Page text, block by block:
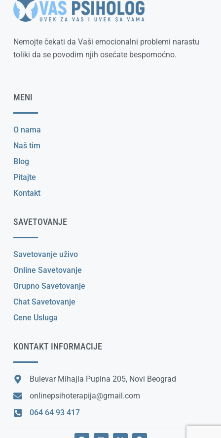
Nemojte čekati da Vaši emocionalni problemi narastu
toliki da se povodim njih osećate bespomoćno.
MENI
O nama
Naš tim
Blog
Pitajte
Kontakt
SAVETOVANJE
Savetovanje uživo
Online Savetovanje
Grupno Savetovanje
Chat Savetovanje
Cene Usluga
KONTAKT INFORMACIJE
Bulevar Mihajla Pupina 205, Novi Beograd
onlinepsihoterapija@gmail.com
064 64 93 417
F I X M